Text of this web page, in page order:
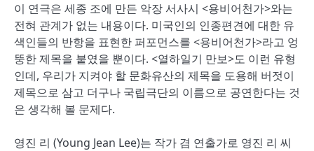
이 연극은 세종 조에 만든 악장 서사시 <용비어천가>와는
전혀 관계가 없는 내용이다. 미국인의 인종편견에 대한 유
색인들의 반항을 표현한 퍼포먼스를 <용비어천가>라고 엉
뚱한 제목을 붙였을 뿐이다. <열하일기 만보>도 이런 유형
인데, 우리가 지켜야 할 문화유산의 제목을 도용해 버젓이
제목으로 삼고 더구나 국립극단의 이름으로 공연한다는 것
은 생각해 볼 문제다.
영진 리 (Young Jean Lee)는 작가 겸 연출가로 영진 리 씨